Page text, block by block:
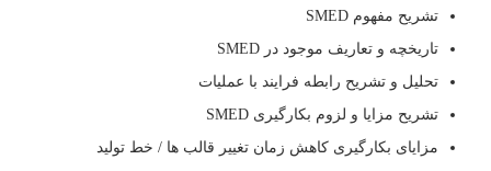
تشریح مفهوم SMED
تاریخچه و تعاریف موجود در SMED
تحلیل و تشریح رابطه فرایند با عملیات
تشریح مزایا و لزوم بکارگیری SMED
مزایای بکارگیری کاهش زمان تغییر قالب ها / خط تولید